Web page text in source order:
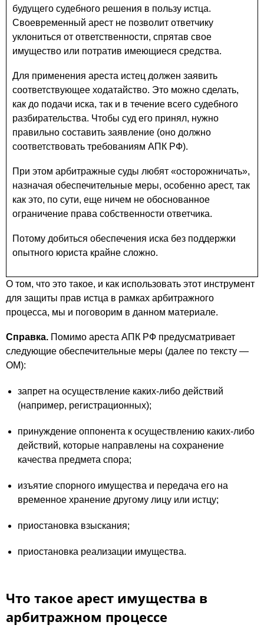
будущего судебного решения в пользу истца.
Своевременный арест не позволит ответчику
уклониться от ответственности, спрятав свое
имущество или потратив имеющиеся средства.
Для применения ареста истец должен заявить
соответствующее ходатайство. Это можно сделать,
как до подачи иска, так и в течение всего судебного
разбирательства. Чтобы суд его принял, нужно
правильно составить заявление (оно должно
соответствовать требованиям АПК РФ).
При этом арбитражные суды любят «осторожничать»,
назначая обеспечительные меры, особенно арест, так
как это, по сути, еще ничем не обоснованное
ограничение права собственности ответчика.
Потому добиться обеспечения иска без поддержки
опытного юриста крайне сложно.
О том, что это такое, и как использовать этот инструмент
для защиты прав истца в рамках арбитражного
процесса, мы и поговорим в данном материале.
Справка. Помимо ареста АПК РФ предусматривает
следующие обеспечительные меры (далее по тексту —
ОМ):
запрет на осуществление каких-либо действий
(например, регистрационных);
принуждение оппонента к осуществлению каких-либо
действий, которые направлены на сохранение
качества предмета спора;
изъятие спорного имущества и передача его на
временное хранение другому лицу или истцу;
приостановка взыскания;
приостановка реализации имущества.
Что такое арест имущества в
арбитражном процессе